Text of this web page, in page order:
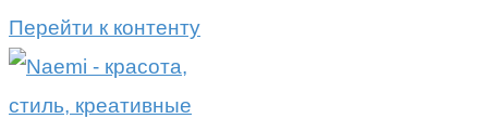
Перейти к контенту